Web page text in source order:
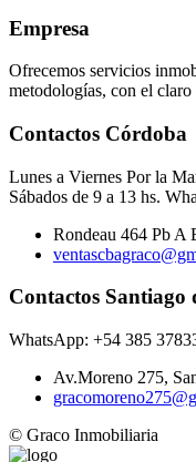
Empresa
Ofrecemos servicios
metodologías, con el
Contactos Córdoba
Lunes a Viernes Por la
Sábados de 9 a 13 hs.
Rondeau 464 Pb A
Contactos Santiago
WhatsApp: +54 385
Av.Moreno 275,
© Graco Inmobiliaria